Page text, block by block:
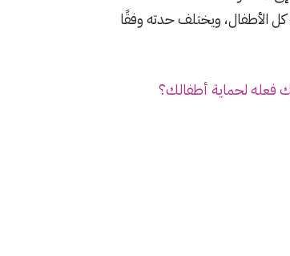
كل الأطفال، ويختلف حدته وفقًا
فعله لحماية أطفالك؟